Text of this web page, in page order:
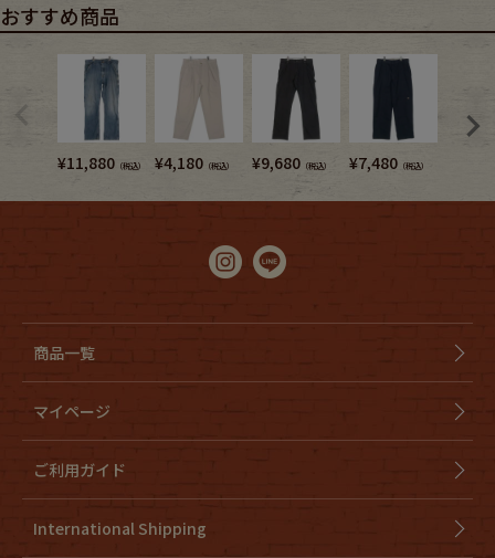
おすすめ商品
¥11,880 （税込） ¥4,180 （税込） ¥9,680 （税込） ¥7,480 （税込）
商品一覧
マイページ
ご利用ガイド
International Shipping